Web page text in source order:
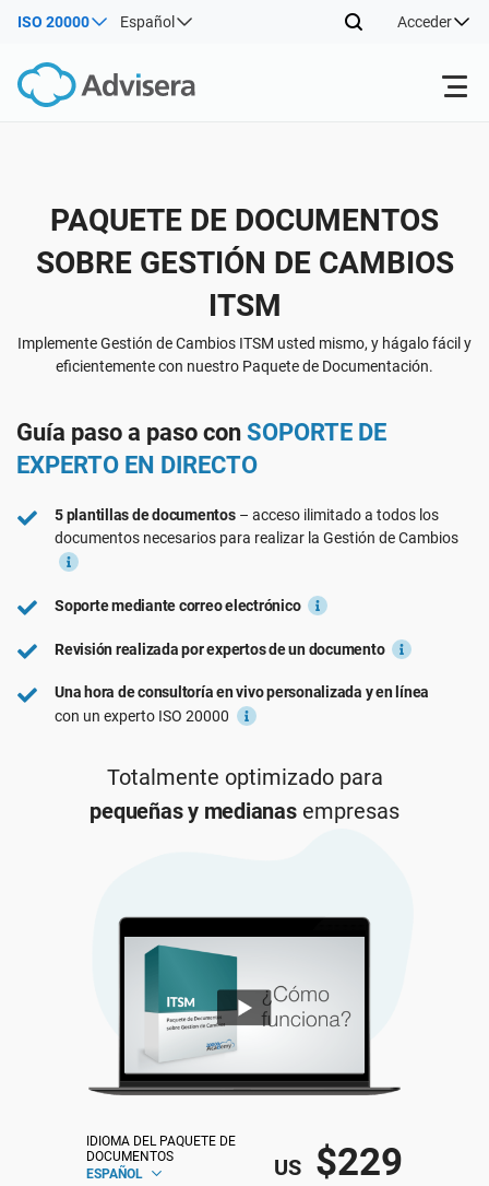
ISO 20000 Español Acceder
ISO 27001
ISO 42001
RGPD UE
ISO 14001
ISO 45001
IATF 16949
Recursos gratuitos
Por dónde empezar
Otros
Consultores
Empresas de TI y SaaS
Infraestructura crítica
Transporte y distribución
Educación
Organizaciones sanitarias
Productos sanitarios
Aeroespacial
Acerca de nosotros
Contáctenos
PAQUETE DE DOCUMENTOS
SOBRE GESTIÓN DE CAMBIOS
ITSM
Implemente Gestión de Cambios ITSM usted mismo, y hágalo fácil y
eficientemente con nuestro Paquete de Documentación.
Guía paso a paso con SOPORTE DE
EXPERTO EN DIRECTO
5 plantillas de documentos– acceso ilimitado a todos los
documentos necesarios para realizar la Gestión de Cambios
Soporte mediante correo electrónico
Revisión realizada por expertos de un documento
Una hora de consultoría en vivo personalizada y en línea
con un experto ISO 20000
Totalmente optimizado para
pequeñas y medianasempresas
IDIOMA DEL PAQUETE DE
DOCUMENTOS
ESPAÑOL
US $229